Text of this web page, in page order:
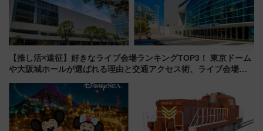
【推し活×遠征】好きなライブ会場ランキングTOP3！ 東京ドーム
や大阪城ホールが選ばれる理由と交通アクセス術、ライブ会場に